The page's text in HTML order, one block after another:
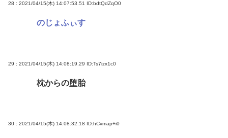
28 : 2021/04/15(木) 14:07:53.51 ID:bdtQdZqO0
のじょふぃす
29 : 2021/04/15(木) 14:08:19.29 ID:Ts7izx1c0
枕からの堕胎
30 : 2021/04/15(木) 14:08:32.18 ID:hCvmap+i0